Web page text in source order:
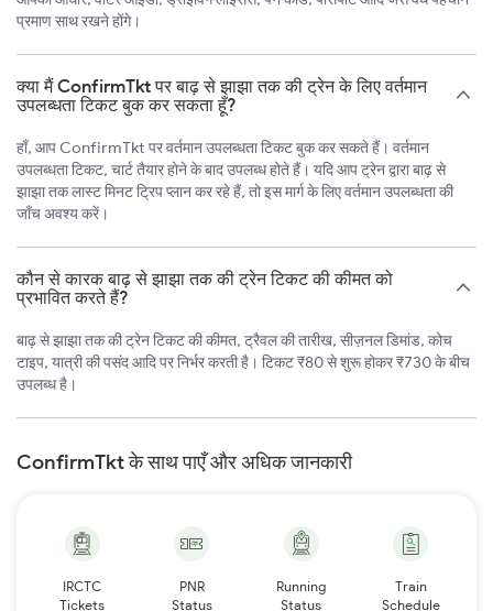
प्रमाण साथ रखने होंगे।
क्या मैं ConfirmTkt पर बाढ़ से झाझा तक की ट्रेन के लिए वर्तमान
उपलब्धता टिकट बुक कर सकता हूँ?
हाँ, आप ConfirmTkt पर वर्तमान उपलब्धता टिकट बुक कर सकते हैं। वर्तमान
उपलब्धता टिकट, चार्ट तैयार होने के बाद उपलब्ध होते हैं। यदि आप ट्रेन द्वारा बाढ़ से
झाझा तक लास्ट मिनट ट्रिप प्लान कर रहे हैं, तो इस मार्ग के लिए वर्तमान उपलब्धता की
जाँच अवश्य करें।
कौन से कारक बाढ़ से झाझा तक की ट्रेन टिकट की कीमत को
प्रभावित करते हैं?
बाढ़ से झाझा तक की ट्रेन टिकट की कीमत, ट्रैवल की तारीख, सीज़नल डिमांड, कोच
टाइप, यात्री की पसंद आदि पर निर्भर करती है। टिकट ₹80 से शुरू होकर ₹730 के बीच
उपलब्ध है।
ConfirmTkt के साथ पाएँ और अधिक जानकारी
IRCTC
Tickets
PNR
Status
Running
Status
Train
Schedule